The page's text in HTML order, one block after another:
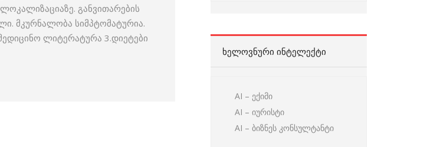
განვითარების
მკურნალობა სიმპტომატურია.
ლიტერატურა 3.დიეტები
ᲮᲔᲚᲝᲕᲜᲣᲠᲘ ᲘᲜᲢᲔᲚᲔᲥᲢᲘ
AI – ექიმი
AI – იურისტი
AI – ბიზნეს კონსულტანტი